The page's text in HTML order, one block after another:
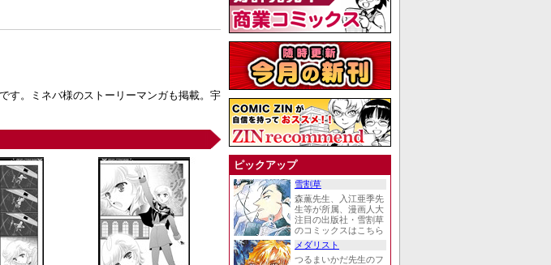
す。ミネバ様のストーリーマンガも掲載。宇
ピックアップ
雪割草
森薫先生、入江亜季先
生等が所属、漫画人大
注目の出版社・雪割草
のコミックスはこちら
メダリスト
つるまいかだ先生のフ